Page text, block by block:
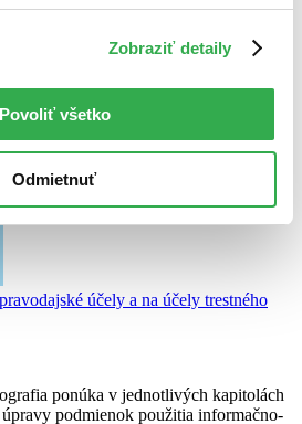
Zobraziť detaily
Povoliť všetko
Odmietnuť
účely a na účely trestného
ponúka v jednotlivých kapitolách
podmienok použitia informačno-